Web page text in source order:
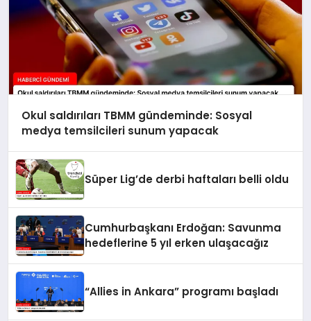
Okul saldırıları TBMM gündeminde: Sosyal
medya temsilcileri sunum yapacak
Süper Lig’de derbi haftaları belli oldu
Cumhurbaşkanı Erdoğan: Savunma
hedeflerine 5 yıl erken ulaşacağız
“Allies in Ankara” programı başladı